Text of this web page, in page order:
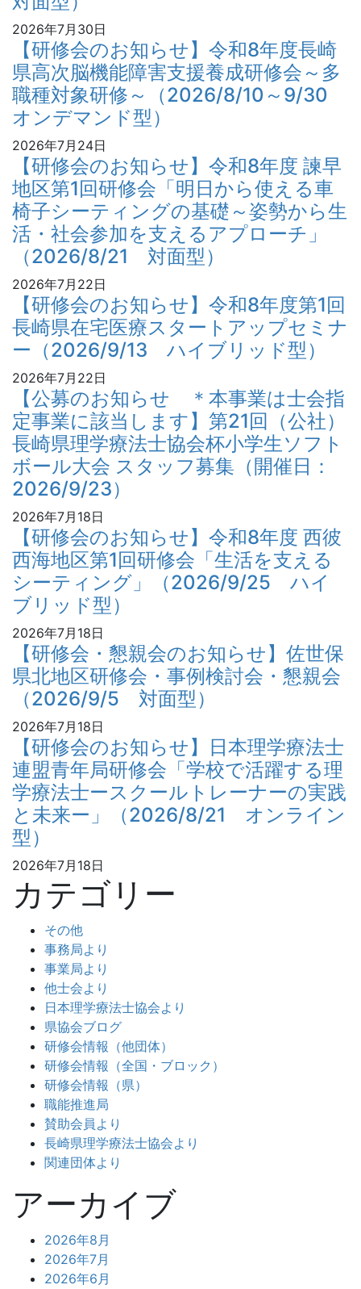
2026年7月30日
【研修会のお知らせ】令和8年度長崎
県高次脳機能障害支援養成研修会～多
職種対象研修～（2026/8/10～9/30
オンデマンド型）
2026年7月24日
【研修会のお知らせ】令和8年度 諫早
地区第1回研修会「明日から使える車
椅子シーティングの基礎～姿勢から生
活・社会参加を支えるアプローチ」
（2026/8/21 対面型）
2026年7月22日
【研修会のお知らせ】令和8年度第1回
長崎県在宅医療スタートアップセミナ
ー（2026/9/13 ハイブリッド型）
2026年7月22日
【公募のお知らせ ＊本事業は士会指
定事業に該当します】第21回（公社）
長崎県理学療法士協会杯小学生ソフト
ボール大会 スタッフ募集（開催日：
2026/9/23）
2026年7月18日
【研修会のお知らせ】令和8年度 西彼
西海地区第1回研修会「生活を支える
シーティング」（2026/9/25 ハイ
ブリッド型）
2026年7月18日
【研修会・懇親会のお知らせ】佐世保
県北地区研修会・事例検討会・懇親会
（2026/9/5 対面型）
2026年7月18日
【研修会のお知らせ】日本理学療法士
連盟青年局研修会「学校で活躍する理
学療法士ースクールトレーナーの実践
と未来ー」（2026/8/21 オンライン
型）
2026年7月18日
カテゴリー
その他
事務局より
事業局より
他士会より
日本理学療法士協会より
県協会ブログ
研修会情報（他団体）
研修会情報（全国・ブロック）
研修会情報（県）
職能推進局
賛助会員より
長崎県理学療法士協会より
関連団体より
アーカイブ
2026年8月
2026年7月
2026年6月